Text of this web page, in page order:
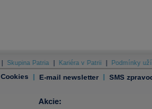
Skupina Patria Kariéra v Patrii Podmínky
Cookies | E-mail newsletter | SMS
Akcie: